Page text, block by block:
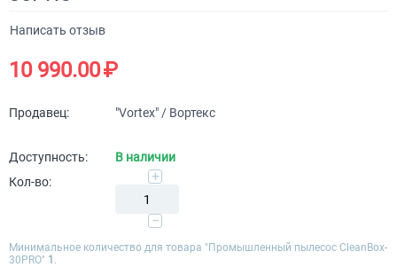
Написать отзыв
10 990.00₽
Продавец: "Vortex" / Вортекс
Доступность:
В наличии
Кол-во:
+
−
Минимальное количество для товара "Промышленный пылесос CleanBox-
30PRO" 1 .